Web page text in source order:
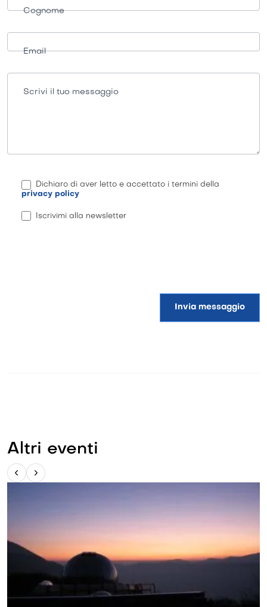
Cognome
Email
Scrivi il tuo messaggio
Dichiaro di aver letto e accettato i termini della
privacy policy
Iscrivimi alla newsletter
Invia messaggio
Altri eventi